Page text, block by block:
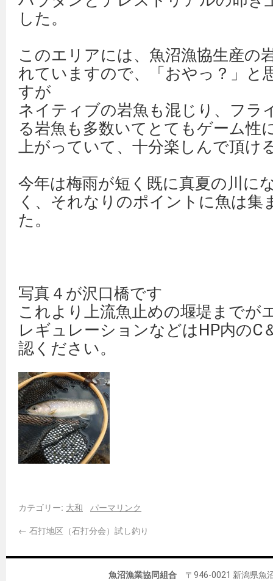
した。
このエリアには、魚沼漁協生産の
れていますので、「おやっ？」と
すが
ネイティブの岩魚も混じり、フラ
る岩魚も多数いてとてもゲーム性
上がっていて、十分楽しんで頂け
今年は梅雨が短く既に真夏の川に
く、それなりのポイントに魚は集
た。
写真４が沢口橋です
これより上流魚止めの堰堤までが
レギュレーションなどはHP内のC
認ください。
カテゴリー: 大和
パーマリンク
← 石打地区（石打分会）試し釣り
魚沼漁業協同組合 〒946-0021 新潟県魚